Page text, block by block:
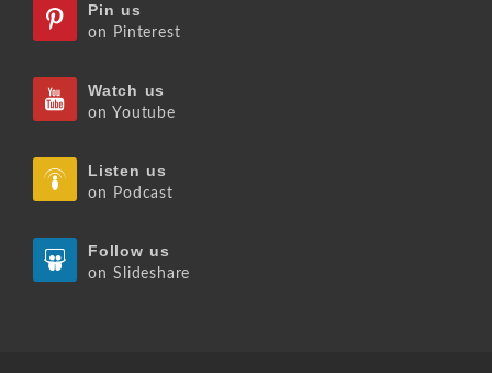
Pin us
on Pinterest
Watch us
on Youtube
Listen us
on Podcast
Follow us
on Slideshare